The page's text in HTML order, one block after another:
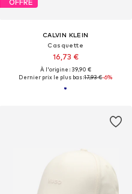
OFFRE
CALVIN KLEIN
Casquette
16,73 €
À l'origine : 39,90 €
Dernier prix le plus bas :17,93 €-6%